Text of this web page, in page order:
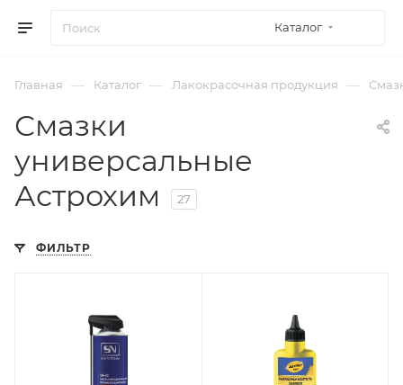
Каталог
Главная — Каталог — Лакокрасочная продукция —
Смазки
универсальные
Астрохим
27
ФИЛЬТР